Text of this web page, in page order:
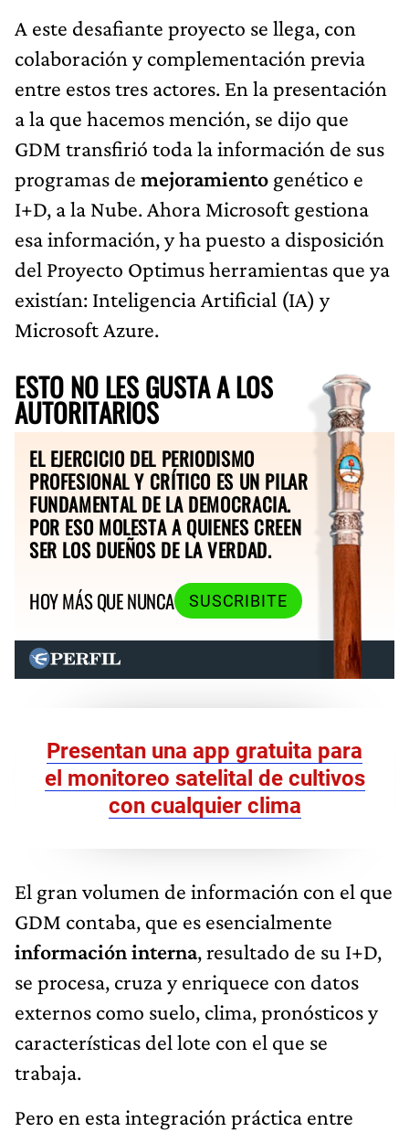
A este desafiante proyecto se llega, con
colaboración y complementación previa
entre estos tres actores. En la presentación
a la que hacemos mención, se dijo que
GDM transfirió toda la información de sus
programas de mejoramiento genético e
I+D, a la Nube. Ahora Microsoft gestiona
esa información, y ha puesto a disposición
del Proyecto Optimus herramientas que ya
existían: Inteligencia Artificial (IA) y
Microsoft Azure.
ESTO NO LES GUSTA A LOS
AUTORITARIOS
EL EJERCICIO DEL PERIODISMO
PROFESIONAL Y CRÍTICO ES UN PILAR
FUNDAMENTAL DE LA DEMOCRACIA.
POR ESO MOLESTA A QUIENES CREEN
SER LOS DUEÑOS DE LA VERDAD.
HOY MÁS QUE NUNCA
SUSCRIBITE
Presentan una app gratuita para
el monitoreo satelital de cultivos
con cualquier clima
El gran volumen de información con el que
GDM contaba, que es esencialmente
información interna, resultado de su I+D,
se procesa, cruza y enriquece con datos
externos como suelo, clima, pronósticos y
características del lote con el que se
trabaja.
Pero en esta integración práctica entre